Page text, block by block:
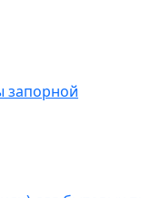
запорной